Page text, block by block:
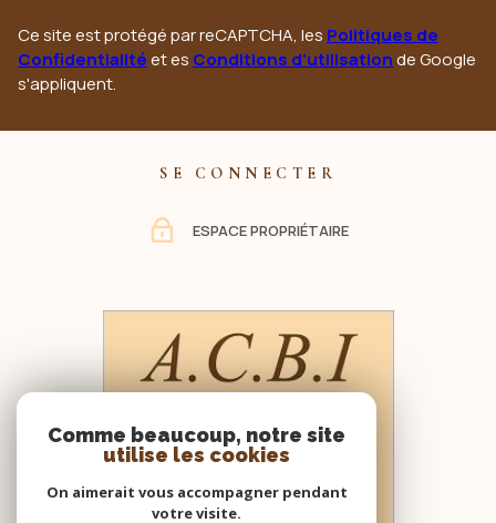
Ce site est protégé par reCAPTCHA, les Politiques de
Confidentialitéet es Conditions d'utilisationde Google
s'appliquent.
SE CONNECTER
ESPACE PROPRIÉTAIRE
Comme beaucoup, notre site
utilise les cookies
On aimerait vous accompagner pendant
votre visite.